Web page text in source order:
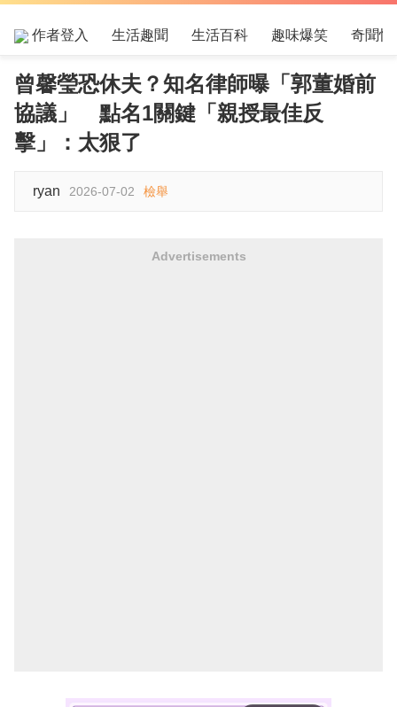
作者登入 生活趣聞 生活百科 趣味爆笑 奇聞怪
曾馨瑩恐休夫？知名律師曝「郭董婚前
協議」 點名1關鍵「親授最佳反
擊」：太狠了
ryan 2026-07-02 檢舉
Advertisements